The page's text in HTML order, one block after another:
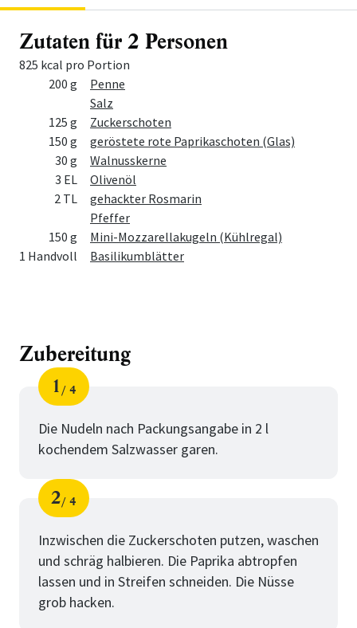
Zutaten für 2 Personen
825 kcal pro Portion
MengeZutat
200 g
Penne
Salz
125 g
Zuckerschoten
150 g
geröstete rote Paprikaschoten (Glas)
30 g
Walnusskerne
3 EL
Olivenöl
2 TL
gehackter Rosmarin
Pfeffer
150 g
Mini-Mozzarellakugeln (Kühlregal)
1 Handvoll
Basilikumblätter
Zubereitung
Schritt
1
von
4
Die Nudeln nach Packungsangabe in 2 l
kochendem Salzwasser garen.
Schritt
2
von
4
Inzwischen die Zuckerschoten putzen, waschen
und schräg halbieren. Die Paprika abtropfen
lassen und in Streifen schneiden. Die Nüsse
grob hacken.